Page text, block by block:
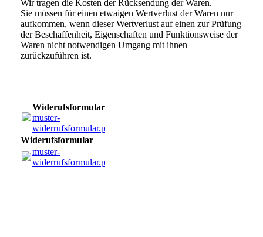
Wir tragen die Kosten der Rücksendung der Waren.
Sie müssen für einen etwaigen Wertverlust der Waren nur
aufkommen, wenn dieser Wertverlust auf einen zur Prüfung
der Beschaffenheit, Eigenschaften und Funktionsweise der
Waren nicht notwendigen Umgang mit ihnen
zurückzuführen ist.
Widerufsformular
muster-
widerrufsformular.pdf
Widerufsformular
muster-
widerrufsformular.pdf